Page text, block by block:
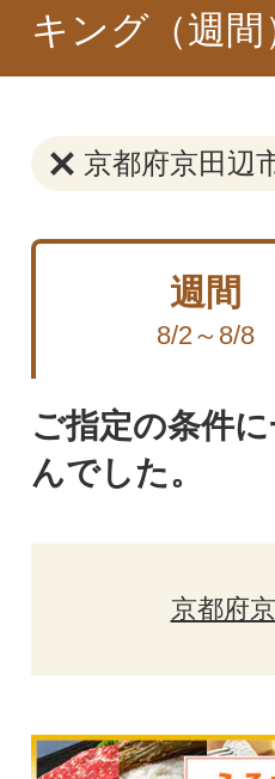
キング（週間
京都府京田辺
週間
8/2～8/8
ご指定の条件
んでした。
京都府